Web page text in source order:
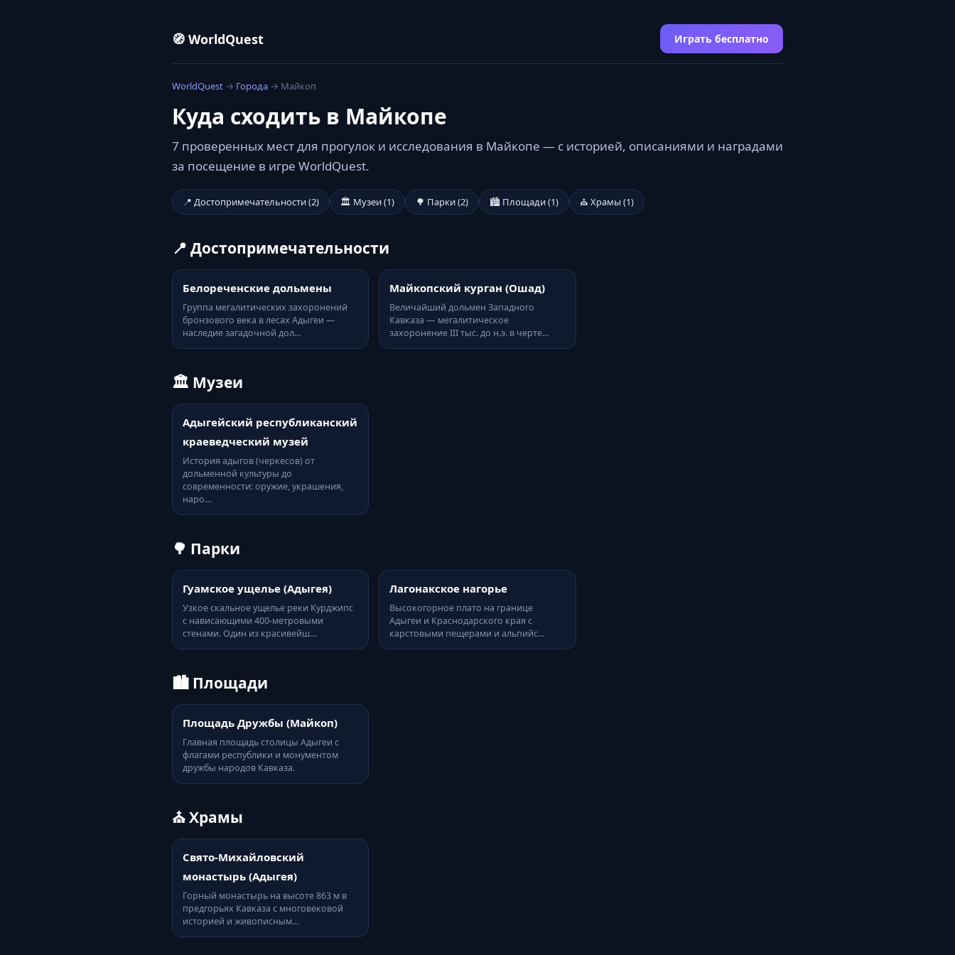
🧭 WorldQuest Играть бесплатно
WorldQuest → Города → Майкоп
Куда сходить в Майкопе
7 проверенных мест для прогулок и исследования в Майкопе — с историей, описаниями и наградами
за посещение в игре WorldQuest.
📍 Достопримечательности (2) 🏛️ Музеи (1) 🌳 Парки (2) 🏙️ Площади (1) ⛪ Храмы (1)
📍 Достопримечательности
Белореченские дольмены
Группа мегалитических захоронений
бронзового века в лесах Адыгеи —
наследие загадочной дол…
Майкопский курган (Ошад)
Величайший дольмен Западного
Кавказа — мегалитическое
захоронение III тыс. до н.э. в черте…
🏛️ Музеи
Адыгейский республиканский
краеведческий музей
История адыгов (черкесов) от
дольменной культуры до
современности: оружие, украшения,
наро…
🌳 Парки
Гуамское ущелье (Адыгея)
Узкое скальное ущелье реки Курджипс
с нависающими 400-метровыми
стенами. Один из красивейш…
Лагонакское нагорье
Высокогорное плато на границе
Адыгеи и Краснодарского края с
карстовыми пещерами и альпийс…
🏙️ Площади
Площадь Дружбы (Майкоп)
Главная площадь столицы Адыгеи с
флагами республики и монументом
дружбы народов Кавказа.
⛪ Храмы
Свято-Михайловский
монастырь (Адыгея)
Горный монастырь на высоте 863 м в
предгорьях Кавказа с многовековой
историей и живописным…